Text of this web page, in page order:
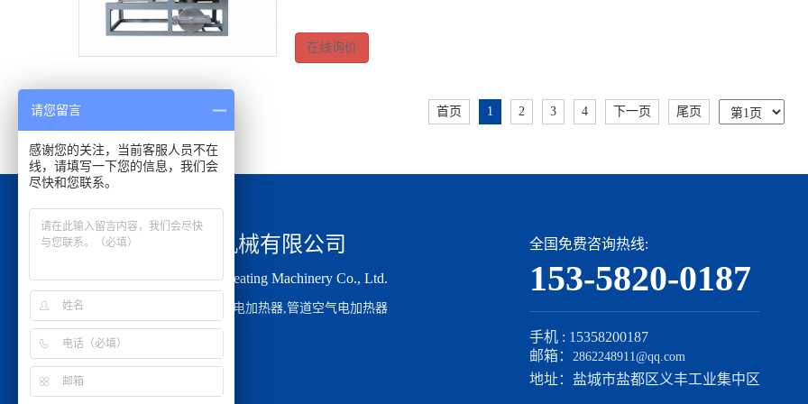
在线询价
首页 1 2 3 4 下一页 尾页
盐城市航瑞电热机械有限公司
Yancheng Hangrui Electric Heating Machinery Co., Ltd.
主要从事于 空气电加热器,管道空气电加热器
全国免费咨询热线:
153-5820-0187
手机 : 15358200187
邮箱： 2862248911@qq.com
地址：盐城市盐都区义丰工业集中区
请您留言
感谢您的关注，当前客服人员不在
线，请填写一下您的信息，我们会
尽快和您联系。